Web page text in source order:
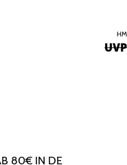
80€ IN DE